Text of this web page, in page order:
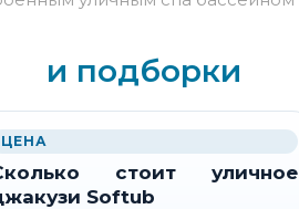
и подборки
ЦЕНА
стоит уличное
Softub